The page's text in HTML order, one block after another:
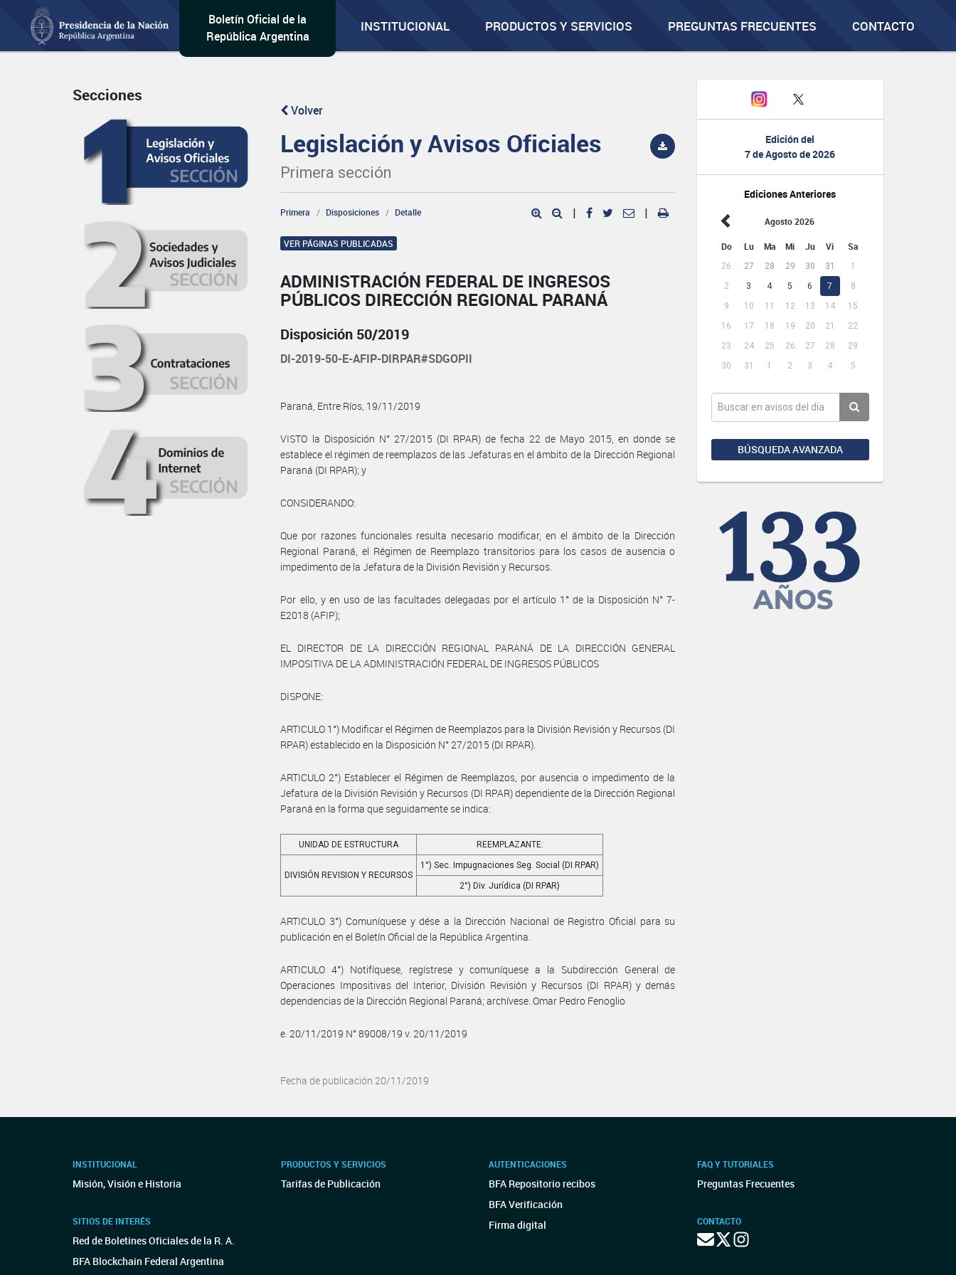
Boletín Oficial de la
República Argentina
INSTITUCIONAL PRODUCTOS Y SERVICIOS PREGUNTAS FRECUENTES CONTACTO
Edición del
7 de Agosto de 2026
Ediciones Anteriores
Agosto 2026
Do Lu Ma Mi Ju Vi Sa
26 27 28 29 30 31
1
2
3 4 5 6 7
8
9
10 11 12 13 14
15
16
17 18 19 20 21
22
23
24 25 26 27 28
29
30
31 1 2 3 4 5
BÚSQUEDA AVANZADA
Secciones
Volver
Legislación y Avisos Oficiales
Primera sección
Primera Disposiciones Detalle | |
VER PÁGINAS PUBLICADAS
ADMINISTRACIÓN FEDERAL DE INGRESOS
PÚBLICOS DIRECCIÓN REGIONAL PARANÁ
Disposición 50/2019
DI-2019-50-E-AFIP-DIRPAR#SDGOPII
Paraná, Entre Ríos, 19/11/2019
VISTO la Disposición N° 27/2015 (DI RPAR) de fecha 22 de Mayo 2015, en donde se
establece el régimen de reemplazos de las Jefaturas en el ámbito de la Dirección Regional
Paraná (DI RPAR); y
CONSIDERANDO:
Que por razones funcionales resulta necesario modificar, en el ámbito de la Dirección
Regional Paraná, el Régimen de Reemplazo transitorios para los casos de ausencia o
impedimento de la Jefatura de la División Revisión y Recursos.
Por ello, y en uso de las facultades delegadas por el artículo 1° de la Disposición N° 7-
E2018 (AFIP);
EL DIRECTOR DE LA DIRECCIÓN REGIONAL PARANÁ DE LA DIRECCIÓN GENERAL
IMPOSITIVA DE LA ADMINISTRACIÓN FEDERAL DE INGRESOS PÚBLICOS
DISPONE:
ARTICULO 1°) Modificar el Régimen de Reemplazos para la División Revisión y Recursos (DI
RPAR) establecido en la Disposición N° 27/2015 (DI RPAR).
ARTICULO 2°) Establecer el Régimen de Reemplazos, por ausencia o impedimento de la
Jefatura de la División Revisión y Recursos (DI RPAR) dependiente de la Dirección Regional
Paraná en la forma que seguidamente se indica:
UNIDAD DE ESTRUCTURA REEMPLAZANTE:
DIVISIÓN REVISION Y RECURSOS
1°) Sec. Impugnaciones Seg. Social (DI RPAR)
2°) Div. Jurídica (DI RPAR)
ARTICULO 3°) Comuníquese y dése a la Dirección Nacional de Registro Oficial para su
publicación en el Boletín Oficial de la República Argentina.
ARTICULO 4°) Notifíquese, regístrese y comuníquese a la Subdirección General de
Operaciones Impositivas del Interior, División Revisión y Recursos (DI RPAR) y demás
dependencias de la Dirección Regional Paraná; archívese. Omar Pedro Fenoglio
e. 20/11/2019 N° 89008/19 v. 20/11/2019
Fecha de publicación 20/11/2019
INSTITUCIONAL
Misión, Visión e Historia
SITIOS DE INTERÉS
Red de Boletines Oficiales de la R. A.
BFA Blockchain Federal Argentina
PRODUCTOS Y SERVICIOS
Tarifas de Publicación
AUTENTICACIONES
BFA Repositorio recibos
BFA Verificación
Firma digital
FAQ Y TUTORIALES
Preguntas Frecuentes
CONTACTO